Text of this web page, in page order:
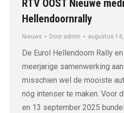
RTV OOST Nieuwe
Hellendoornrally
Nieuws Door admin augustus
De Eurol Hellendoorn Rally
meerjarige samenwerking
misschien wel de mooiste
nóg intenser te maken. Voor
en 13 september 2025